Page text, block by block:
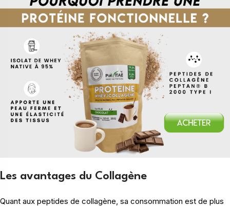
Les avantages du Collagène
Quant aux peptides de collagène, sa consommation est de plus